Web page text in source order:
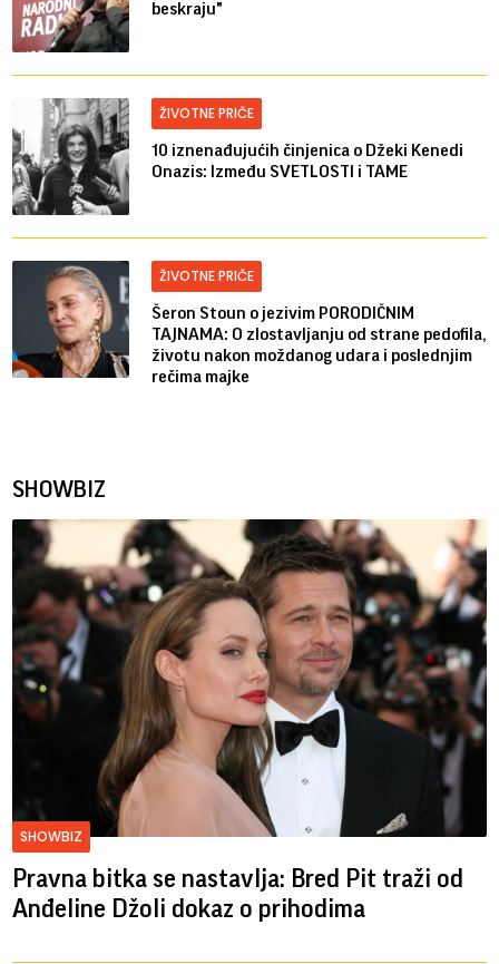
beskraju"
ŽIVOTNE PRIČE
10 iznenađujućih činjenica o Džeki Kenedi
Onazis: Između SVETLOSTI i TAME
ŽIVOTNE PRIČE
Šeron Stoun o jezivim PORODIČNIM
TAJNAMA: O zlostavljanju od strane pedofila,
životu nakon moždanog udara i poslednjim
rečima majke
SHOWBIZ
SHOWBIZ
Pravna bitka se nastavlja: Bred ​​Pit traži od
Anđeline Džoli dokaz o prihodima